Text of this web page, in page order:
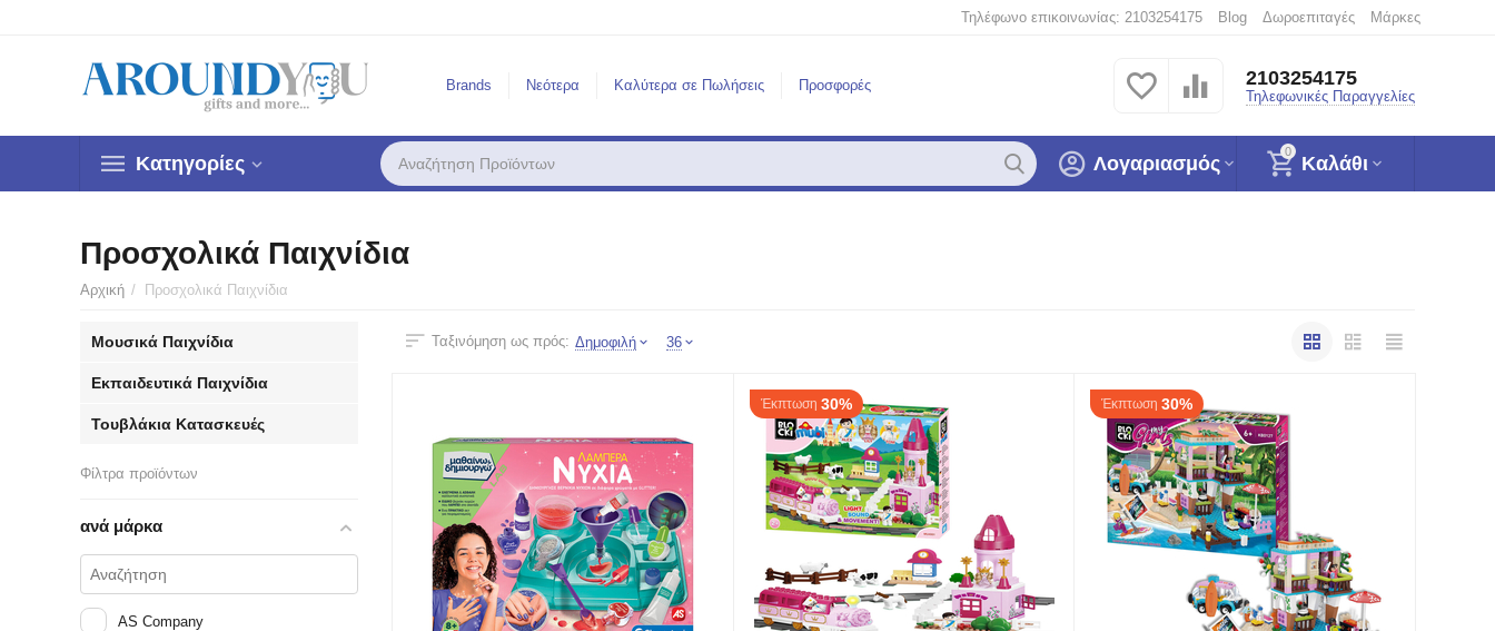
Τηλέφωνο επικοινωνίας: 2103254175 Blog Δωροεπιταγές Μάρκες
Brands Νεότερα Καλύτερα σε Πωλήσεις Προσφορές 2103254175
Τηλεφωνικές Παραγγελίες
Κατηγορίες
0
Καλάθι
Λογαριασμός
Προσχολικά Παιχνίδια
Αρχική / Προσχολικά Παιχνίδια
Ταξινόμηση ως πρός: Δημοφιλή 36
Έκπτωση 30% Έκπτωση 30%
Μουσικά Παιχνίδια
Εκπαιδευτικά Παιχνίδια
Τουβλάκια Κατασκευές
Φίλτρα προϊόντων
ανά μάρκα
AS Company